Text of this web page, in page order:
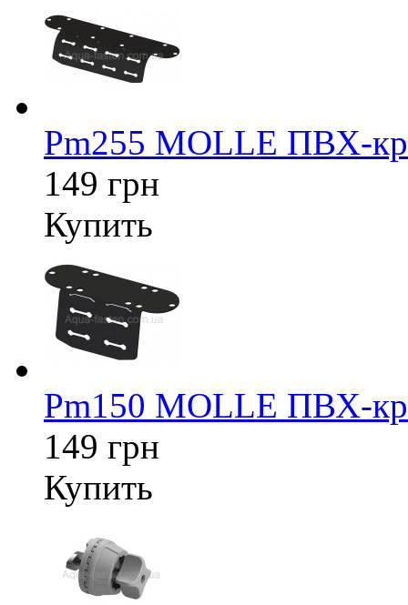
Pm255 MOLLE ПВХ-
149 грн
Купить
Pm150 MOLLE ПВХ-
149 грн
Купить